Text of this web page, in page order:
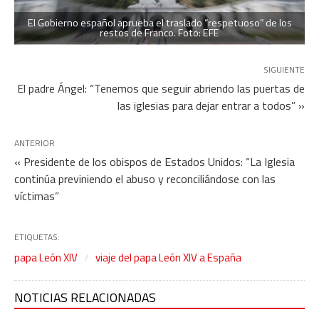
El Gobierno español aprueba el traslado “respetuoso” de los
restos de Franco. Foto: EFE
SIGUIENTE
El padre Ángel: “Tenemos que seguir abriendo las puertas de
las iglesias para dejar entrar a todos” »
ANTERIOR
« Presidente de los obispos de Estados Unidos: “La Iglesia
continúa previniendo el abuso y reconciliándose con las
víctimas”
ETIQUETAS:
papa León XIV viaje del papa León XIV a España
NOTICIAS RELACIONADAS